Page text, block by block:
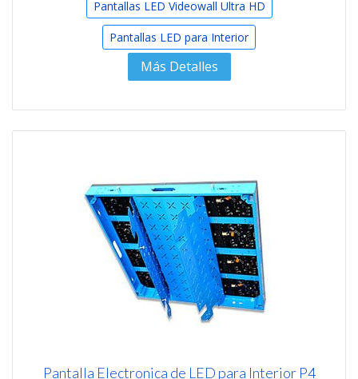
Pantallas LED Videowall Ultra HD
Pantallas LED para Interior
Más Detalles
Pantalla Electronica de LED para Interior P4